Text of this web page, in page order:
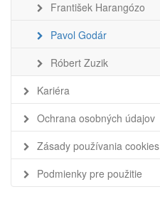
František Harangózo
Pavol Godár
Róbert Zuzik
Kariéra
Ochrana osobných údajov
Zásady používania cookies
Podmienky pre použitie